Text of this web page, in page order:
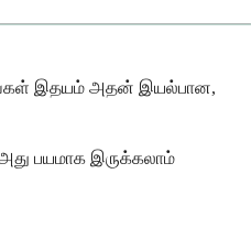
உங்கள் இதயம் அதன் இயல்பான,
பயமாக இருக்கலாம்